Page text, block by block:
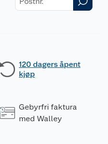
120 dagers åpent
kjøp
Gebyrfri faktura
med Walley